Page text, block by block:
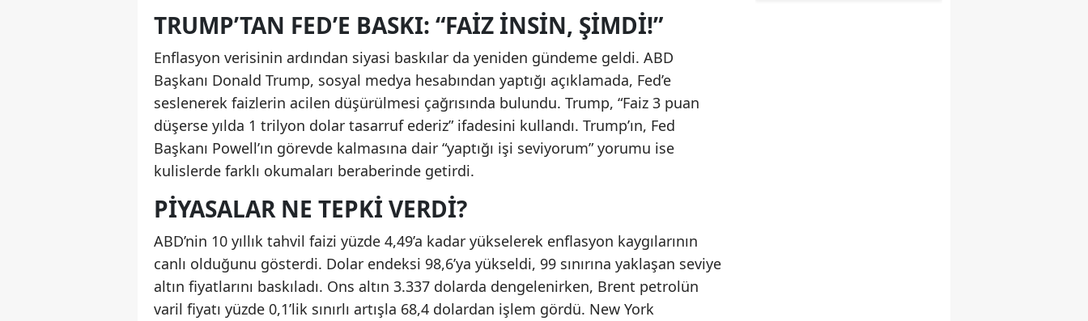
TRUMP’TAN FED’E BASKI: “FAIZ İNSIN, ŞIMDI!”
Enflasyon verisinin ardından siyasi baskılar da yeniden gündeme geldi. ABD
Başkanı Donald Trump, sosyal medya hesabından yaptığı açıklamada, Fed’e
seslenerek faizlerin acilen düşürülmesi çağrısında bulundu. Trump, “Faiz 3 puan
düşerse yılda 1 trilyon dolar tasarruf ederiz” ifadesini kullandı. Trump’ın, Fed
Başkanı Powell’ın görevde kalmasına dair “yaptığı işi seviyorum” yorumu ise
kulislerde farklı okumaları beraberinde getirdi.
PIYASALAR NE TEPKI VERDI?
ABD’nin 10 yıllık tahvil faizi yüzde 4,49’a kadar yükselerek enflasyon kaygılarının
canlı olduğunu gösterdi. Dolar endeksi 98,6’ya yükseldi, 99 sınırına yaklaşan seviye
altın fiyatlarını baskıladı. Ons altın 3.337 dolarda dengelenirken, Brent petrolün
varil fiyatı yüzde 0,1’lik sınırlı artışla 68,4 dolardan işlem gördü. New York